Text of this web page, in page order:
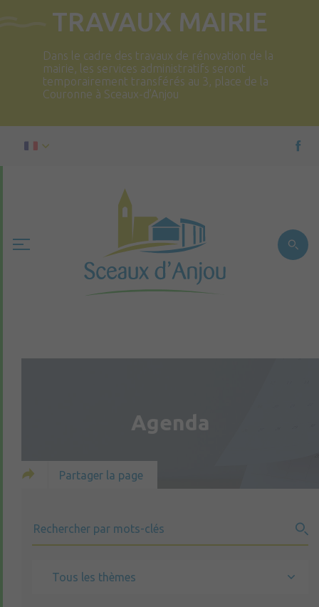
TRAVAUX MAIRIE
Dans le cadre des travaux de rénovation de la
mairie, les services administratifs seront
temporairement transférés au 3, place de la
Couronne à Sceaux-d’Anjou
Agenda
Partager la page
Tous les thèmes